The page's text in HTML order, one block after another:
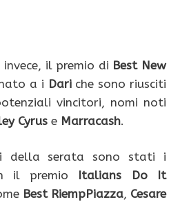
il premio di Best New
a i Dariche sono riusciti
vincitori, nomi noti
Cyrus e Marracash.
della serata sono stati i
il premio Italians Do It
Best RiempPiazza, Cesare